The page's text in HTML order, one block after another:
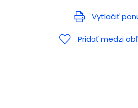
Vytlačiť
Pridať medzi